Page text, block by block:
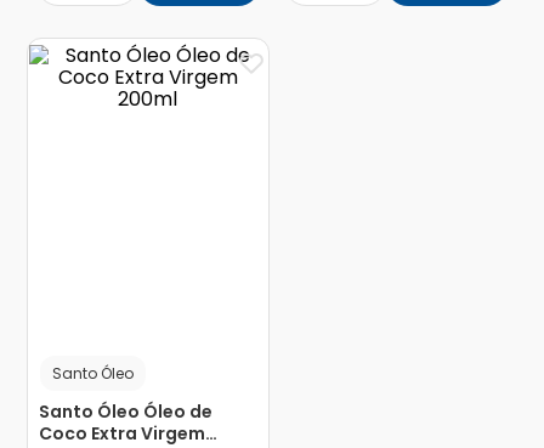
Santo Óleo
Santo Óleo Óleo de
Coco Extra Virgem